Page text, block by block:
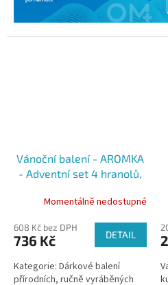
Vánoční balení - AROMKA
- Adventní set 4 hranolů,
Vánocích
Momentálně nedostupné
608 Kč bez DPH
736 Kč DETAIL
Kategorie: Dárkové balení
přírodních, ručně vyráběných